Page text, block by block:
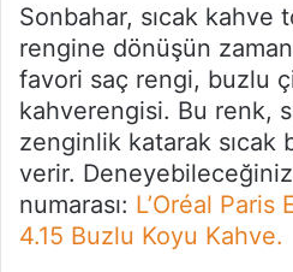
Sonbahar, sıcak kahve
rengine dönüşün
favori saç rengi, buzlu
kahverengisi. Bu renk,
zenginlik katarak sıcak
verir.
numarası: L’Oréal Paris
4.15 Buzlu Koyu Kahve.